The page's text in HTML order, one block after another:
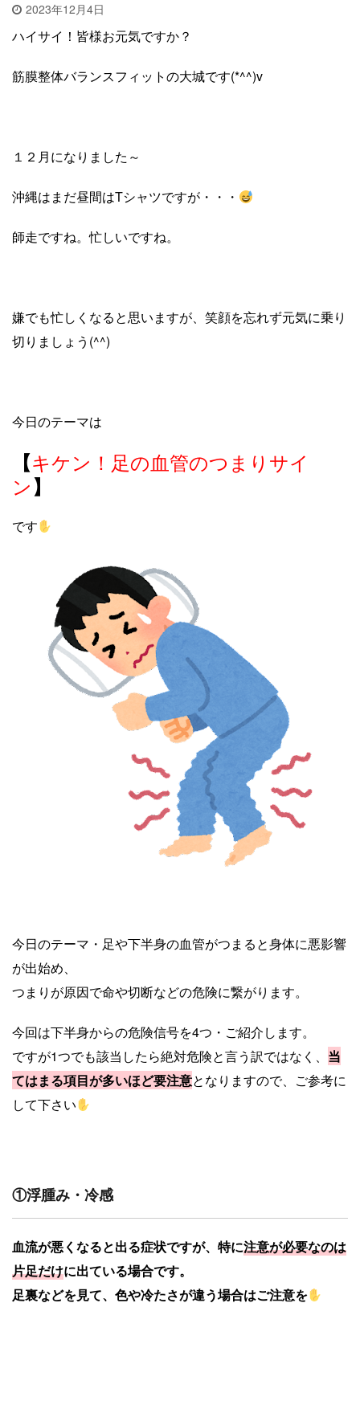
2023年12月4日
ハイサイ！皆様お元気ですか？
筋膜整体バランスフィットの大城です(*^^)v
１２月になりました～
沖縄はまだ昼間はTシャツですが・・・
師走ですね。忙しいですね。
嫌でも忙しくなると思いますが、笑顔を忘れず元気に乗り
切りましょう(^^)
今日のテーマは
【キケン！足の血管のつまりサイ
ン】
です
今日のテーマ・足や下半身の血管がつまると身体に悪影響
が出始め、
つまりが原因で命や切断などの危険に繋がります。
今回は下半身からの危険信号を4つ・ご紹介します。
ですが1つでも該当したら絶対危険と言う訳ではなく、 当
てはまる項目が多いほど要注意となりますので、ご参考に
して下さい
①浮腫み・冷感
血流が悪くなると出る症状ですが、特に注意が必要なのは
片足だけに出ている場合です。
足裏などを見て、色や冷たさが違う場合はご注意を